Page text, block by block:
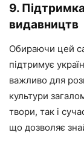
9.
видавництв
Обираючи цей
підтримує
важливо для
культури
твори, так і
що дозволяє